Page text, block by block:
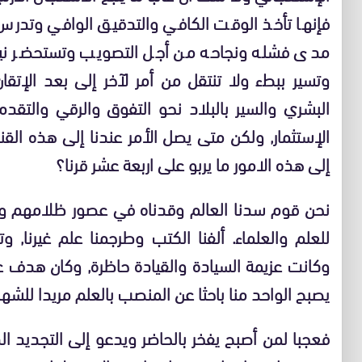
فإنها تأخذ الوقت الكافي والتدقيق الوافي
مدى فشله ونجاحه من أجل التصويب وتستحضر
وتسير ببطء ولا تنتقل من أمر لآخر إلى بعد
البشري والسير بالبلاد نحو التفوق والرقي
الإستثمار, ولكن متى يصل الأمر عندنا إلى هذه
إلى هذه الامور ما يربو على اربعة عشر قرنا؟
نحن قوم سدنا العالم وقدناه في عصور ظلامهم
للعلم والعلماء. ألفنا الكتب وطرجمنا علم
وكانت عزيمة السيادة والقيادة حاظرة, وكان هدف
يصبح الواحد منا باحثا عن المنصب بالعلم مريدا
فعجبا لمن أصبح يفخر بالحاضر ويدعو إلى